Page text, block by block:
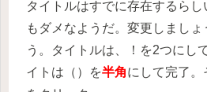
タイトルはすでに存在するらし
もダメなようだ。変更しましょ
う。タイトルは、！を2つにし
イトは（）を半角にして完了。